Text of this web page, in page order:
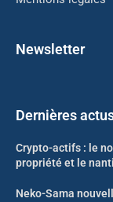
Newsletter
Dernières
Crypto-actifs : le
propriété et le
Neko-Sama